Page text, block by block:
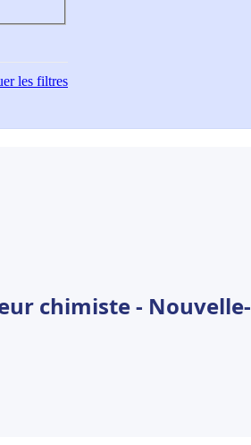
les filtres
chimiste - Nouvelle-